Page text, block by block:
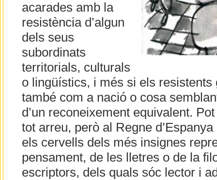
acarades amb la
resistència d’algun
dels seus
subordinats
territorials, culturals
o lingüístics, i més si els resistents
també com a nació o cosa
d’un reconeixement equivalent.
tot arreu, però al Regne d’Espanya
els cervells dels més insignes
pensament, de les lletres o de la
escriptors, dels quals sóc lector i